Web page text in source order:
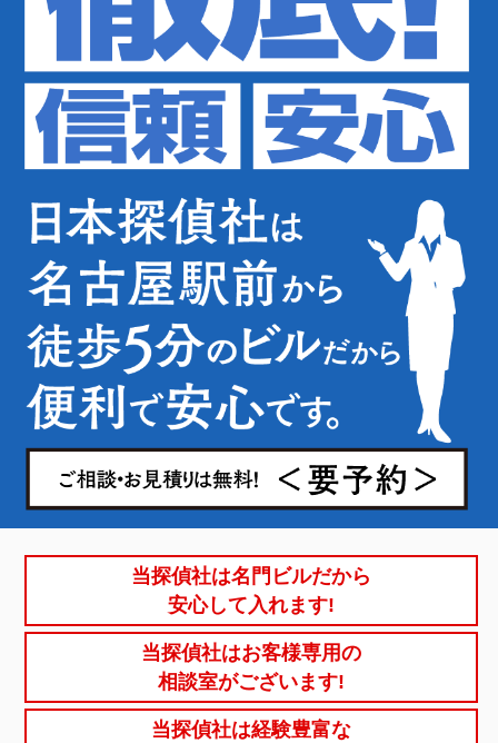
当探偵社は名門ビルだから
安心して入れます!
当探偵社はお客様専用の
相談室がございます!
当探偵社は経験豊富な